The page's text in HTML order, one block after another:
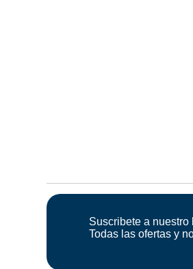
Suscribete a
Todas las ofertas y